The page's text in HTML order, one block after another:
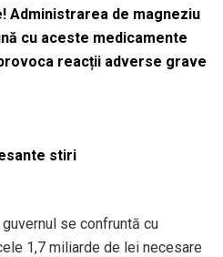
Administrarea de magneziu
cu aceste medicamente
reacții adverse grave
stiri
se confruntă cu
1,7 miliarde de lei necesare